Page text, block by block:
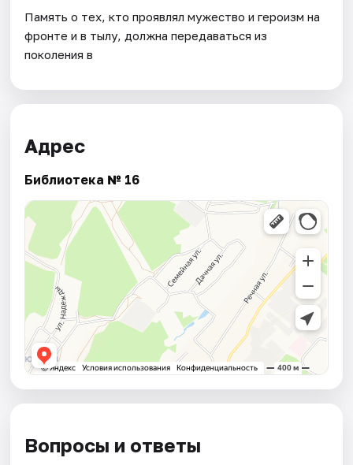
Память о тех, кто проявлял мужество и героизм на
фронте и в тылу, должна передаваться из
поколения в
Адрес
Библиотека № 16
Вопросы и ответы